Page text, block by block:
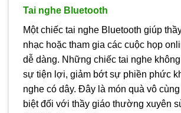
Tai nghe Bluetooth
Một chiếc tai nghe Bluetooth giúp
nhạc hoặc tham gia các cuộc họp
dễ dàng. Những chiếc tai nghe
sự tiện lợi, giảm bớt sự phiền phức
nghe có dây. Đây là món quà vô
biệt đối với thầy giáo thường xuyên